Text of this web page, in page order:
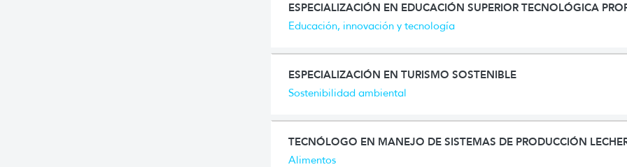
ESPECIALIZACIÓN EN EDUCACIÓN SUPERIOR TECNOLÓGICA
Educación, innovación y tecnología
ESPECIALIZACIÓN EN TURISMO SOSTENIBLE
Sostenibilidad ambiental
TECNÓLOGO EN MANEJO DE SISTEMAS DE PRODUCCIÓN
Alimentos